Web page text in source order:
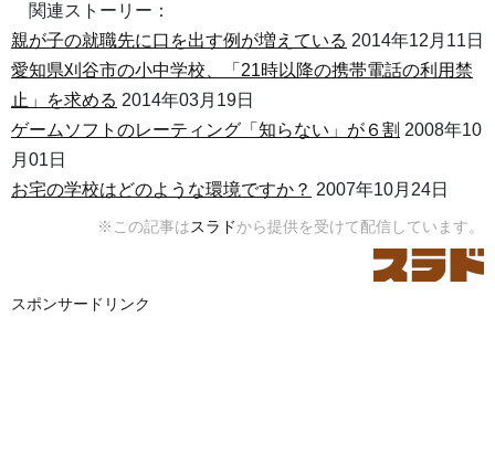
関連ストーリー：
親が子の就職先に口を出す例が増えている 2014年12月11日
愛知県刈谷市の小中学校、「21時以降の携帯電話の利用禁
止」を求める 2014年03月19日
ゲームソフトのレーティング「知らない」が６割 2008年10
月01日
お宅の学校はどのような環境ですか？ 2007年10月24日
※この記事はスラドから提供を受けて配信しています。
スポンサードリンク